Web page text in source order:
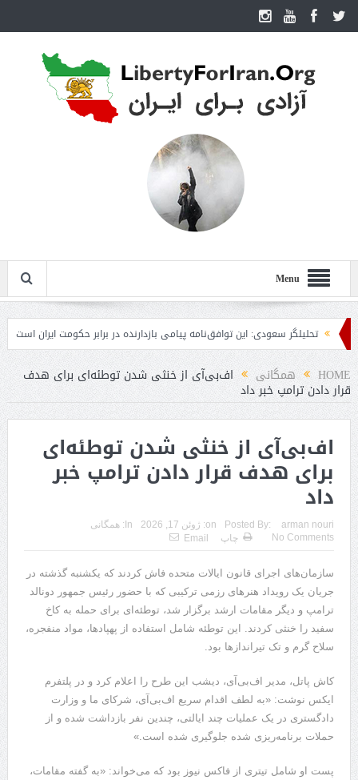
Menu
تحلیلگر سعودی: این توافق‌نامه پیامی بازدارنده در برابر حکومت ایران است
HOME همگانی اف‌بی‌آی از خنثی شدن توطئه‌ای برای هدف
قرار دادن ترامپ خبر داد
اف‌بی‌آی از خنثی شدن توطئه‌ای
برای هدف قرار دادن ترامپ خبر
داد
Posted By: arman nouri
on: ژوئن 17, 2026 In: همگانی
No Comments
چاپ Email
سازمان‌های اجرای قانون ایالات متحده فاش کردند که یکشنبه گذشته در
جریان یک رویداد هنرهای رزمی ترکیبی که با حضور رئیس جمهور دونالد
ترامپ و دیگر مقامات ارشد برگزار شد، توطئه‌ای برای حمله به کاخ
سفید را خنثی کردند. این توطئه شامل استفاده از پهپادها، مواد منفجره،
سلاح گرم و تک تیراندازها بود.
کاش پاتل، مدیر اف‌بی‌آی، دیشب این طرح را اعلام کرد و در پلتفرم
ایکس نوشت: «به لطف اقدام سریع اف‌بی‌آی، شرکای ما و وزارت
دادگستری در یک عملیات چند ایالتی، چندین نفر بازداشت شده و از
حملات برنامه‌ریزی شده جلوگیری شده است.»
پست او شامل تیتری از فاکس نیوز بود که می‌خواند: «به گفته مقامات،